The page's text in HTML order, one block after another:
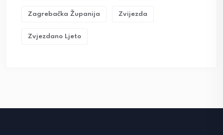
Zagrebačka Županija Zvijezda
Zvjezdano Ljeto